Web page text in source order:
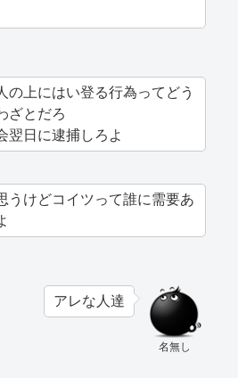
の上にはい登る行為ってどう
ざとだろ
翌日に逮捕しろよ
うけどコイツって誰に需要あ
名無し
アレな人達